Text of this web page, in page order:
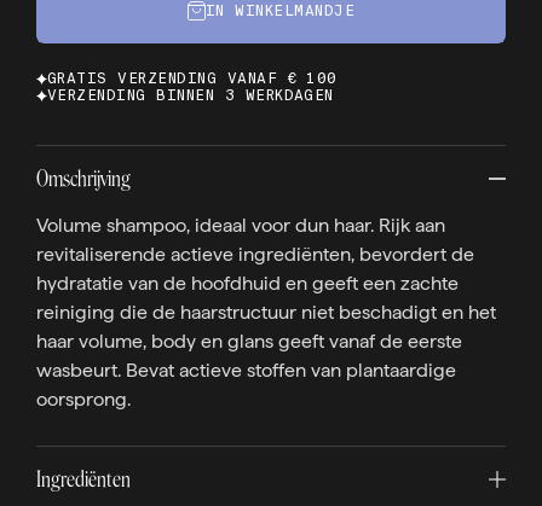
IN WINKELMANDJE
GRATIS VERZENDING VANAF € 100
VERZENDING BINNEN 3 WERKDAGEN
Omschrijving
Volume shampoo, ideaal voor dun haar. Rijk aan
revitaliserende actieve ingrediënten, bevordert de
hydratatie van de hoofdhuid en geeft een zachte
reiniging die de haarstructuur niet beschadigt en het
haar volume, body en glans geeft vanaf de eerste
wasbeurt. Bevat actieve stoffen van plantaardige
oorsprong.
Ingrediënten